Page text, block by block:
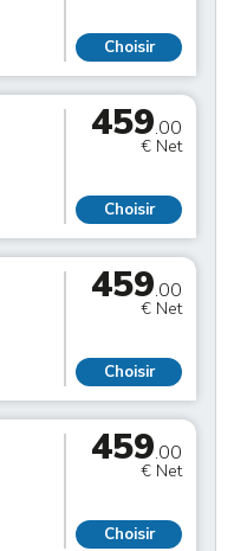
Choisir
459.00
€ Net
Choisir
459.00
€ Net
Choisir
459.00
€ Net
Choisir